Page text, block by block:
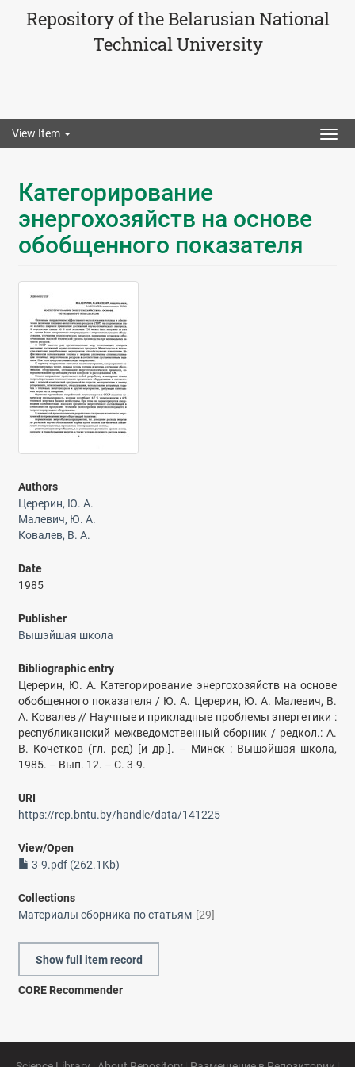
Repository of the Belarusian National
Technical University
View Item
Категорирование
энергохозяйств на основе
обобщенного показателя
Authors
Церерин, Ю. А.
Малевич, Ю. А.
Ковалев, В. А.
Date
1985
Publisher
Вышэйшая школа
Bibliographic entry
Церерин, Ю. А. Категорирование энергохозяйств на основе
обобщенного показателя / Ю. А. Церерин, Ю. А. Малевич, В.
А. Ковалев // Научные и прикладные проблемы энергетики :
республиканский межведомственный сборник / редкол.: А.
В. Кочетков (гл. ред) [и др.]. – Минск : Вышэйшая школа,
1985. – Вып. 12. – С. 3-9.
URI
https://rep.bntu.by/handle/data/141225
View/Open
3-9.pdf (262.1Kb)
Collections
Материалы сборника по статьям [29]
Show full item record
CORE Recommender